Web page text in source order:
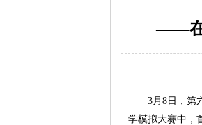
——在
3月8日，第
学模拟大赛中，